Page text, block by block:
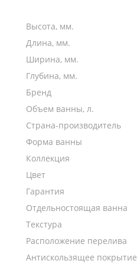
Высота, мм.
Длина, мм.
Ширина, мм.
Глубина, мм.
Бренд
Объем ванны, л.
Страна-производитель
Форма ванны
Коллекция
Цвет
Гарантия
Отдельностоящая ванна
Текстура
Расположение перелива
Антискользящее покрытие